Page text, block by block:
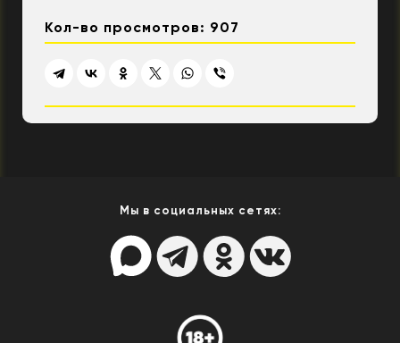
Кол-во просмотров: 907
Мы в социальных сетях: